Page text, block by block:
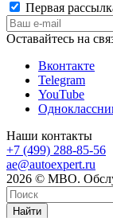
Первая
Оставайтесь на
Вконтакте
Telegram
YouTube
Наши контакты
+7 (499) 288-85-56
ae@autoexpert.ru
2026 © МВО.
Найти